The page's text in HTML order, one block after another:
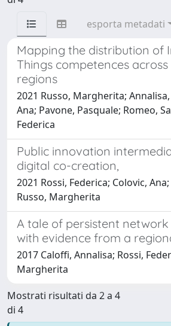
esporta metadati
Mapping the distribution of
Things competences
regions
2021 Russo, Margherita;
Ana; Pavone, Pasquale; Romeo,
Federica
Public innovation
digital co-creation,
2021 Rossi, Federica; Colovic,
Russo, Margherita
A tale of persistent
with evidence from a
2017 Caloffi, Annalisa; Rossi,
Margherita
Mostrati risultati da 2 a 4
di 4